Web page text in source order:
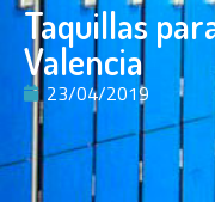
Taquillas
Valencia
23/04/2019